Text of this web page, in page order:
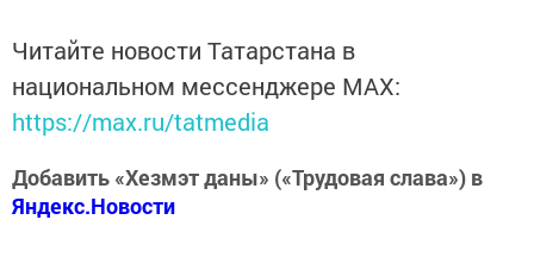
Читайте новости Татарстана в
национальном мессенджере MАХ:
https://max.ru/tatmedia
Добавить «Хезмэт даны» («Трудовая слава») в
Яндекс.Новости